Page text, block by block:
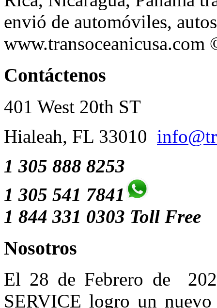
envió de automóviles,
www.transoceanicusa.com
Contáctenos
401 West 20th ST
Hialeah, FL 33010
1 305 888 8253
1 305 541 7841
1 844 331 0303 Toll Free
Nosotros
El 28 de Febrero de
SERVICE logro un